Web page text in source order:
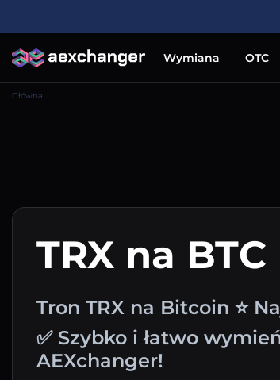
Wymiana OTC
Główna
TRX na BTC
Tron TRX na Bitcoin ⭐
✅ Szybko i łatwo
AEXchanger!